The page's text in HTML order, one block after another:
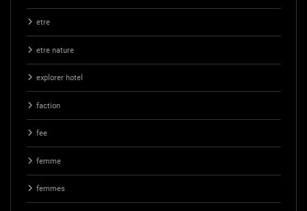
etre
etre nature
explorer hotel
faction
fee
femme
femmes